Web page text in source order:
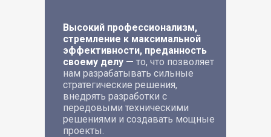
Высокий профессионализм,
стремление к максимальной
эффективности, преданность
своему делу — то, что позволяет
нам разрабатывать сильные
стратегические решения,
внедрять разработки с
передовыми техническими
решениями и создавать мощные
проекты.